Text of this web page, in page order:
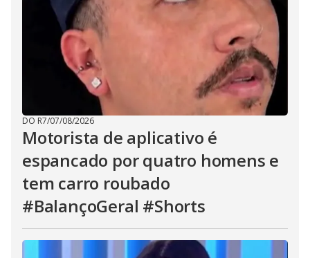
DO R7/07/08/2026
Motorista de aplicativo é
espancado por quatro homens e
tem carro roubado
#BalançoGeral #Shorts